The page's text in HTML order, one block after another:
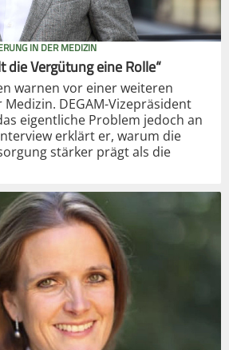
IN DER MEDIZIN
die Vergütung eine Rolle“
warnen vor einer weiteren
DEGAM-Vizepräsident
eigentliche Problem jedoch an
erklärt er, warum die
stärker prägt als die